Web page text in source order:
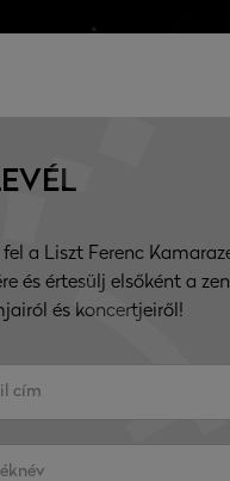
fel a Liszt Ferenc
és értesülj elsőként a
és koncertjeiről!